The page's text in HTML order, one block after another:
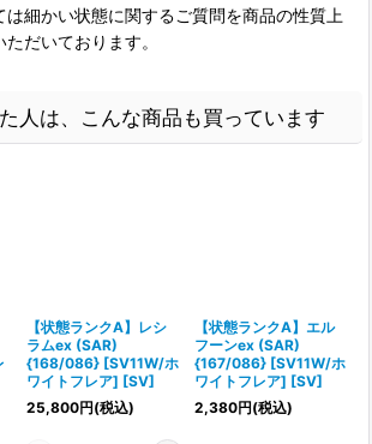
は細かい状態に関するご質問を商品の性質上
だいております。
人は、こんな商品も買っています
【状態ランクA】レシ
ラムex (SAR)
{168/086} [SV11W/ホ
ワイトフレア] [SV]
25,800円(税込)
【状態ランクA】エル
フーンex (SAR)
{167/086} [SV11W/ホ
ワイトフレア] [SV]
2,380円(税込)